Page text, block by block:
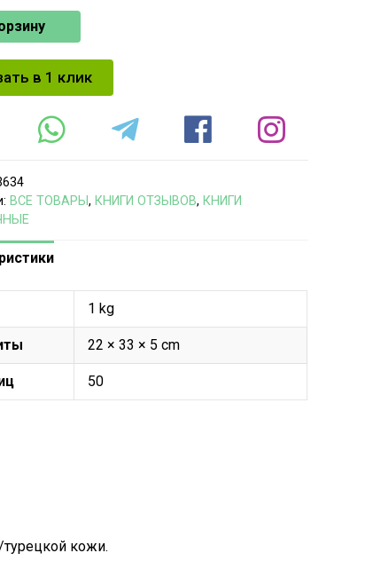
в 1 клик
ВСЕ ТОВАРЫ, КНИГИ ОТЗЫВОВ, КНИГИ
1 kg
22 × 33 × 5 cm
50
турецкой кожи.